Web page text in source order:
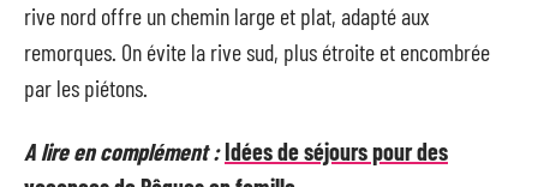
rive nord offre un chemin large et plat, adapté aux
remorques. On évite la rive sud, plus étroite et encombrée
par les piétons.
A lire en complément :Idées de séjours pour des